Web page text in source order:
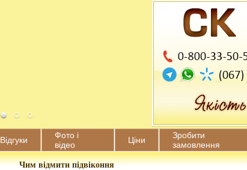
Відгуки
Фото і
відео
Ціни
Зробити
замовлення
Чим відмити підвіконня